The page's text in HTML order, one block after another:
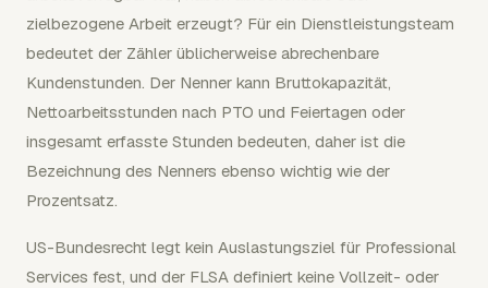
zielbezogene Arbeit erzeugt? Für ein Dienstleistungsteam
bedeutet der Zähler üblicherweise abrechenbare
Kundenstunden. Der Nenner kann Bruttokapazität,
Nettoarbeitsstunden nach PTO und Feiertagen oder
insgesamt erfasste Stunden bedeuten, daher ist die
Bezeichnung des Nenners ebenso wichtig wie der
Prozentsatz.
US-Bundesrecht legt kein Auslastungsziel für Professional
Services fest, und der FLSA definiert keine Vollzeit- oder